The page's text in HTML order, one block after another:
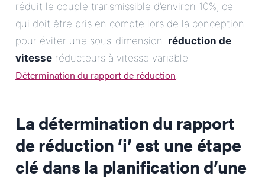
réduit le couple transmissible d’environ 10%, ce
qui doit être pris en compte lors de la conception
pour éviter une sous-dimension. réduction de
vitesse réducteurs à vitesse variable
Détermination du rapport de réduction.
La détermination du rapport
de réduction ‘i’ est une étape
clé dans la planification d’une